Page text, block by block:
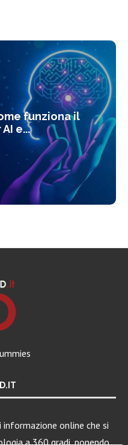
funziona il
e...
online che si
a 360 gradi, ponendo